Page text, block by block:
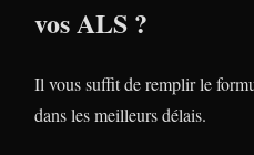
vos ALS ?
Il vous suffit de remplir le
dans les meilleurs délais.